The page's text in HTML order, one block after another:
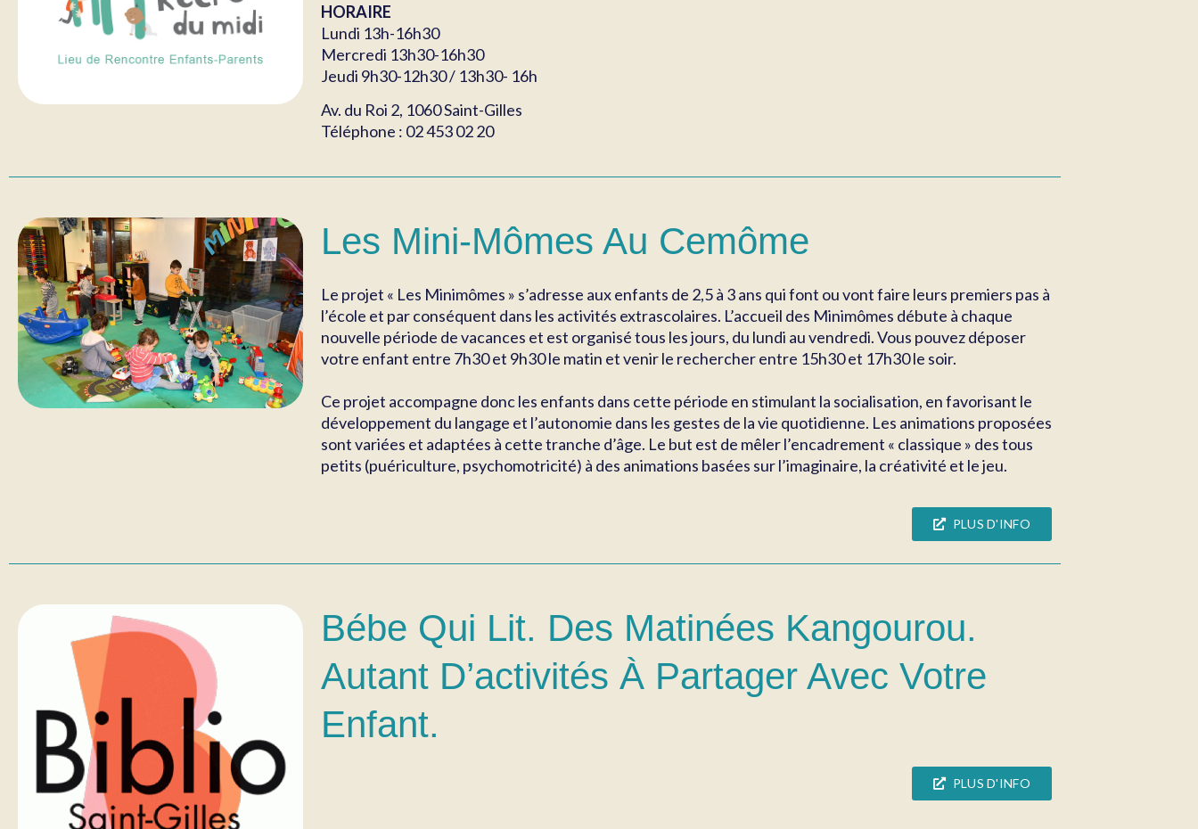
HORAIRE
Lundi 13h-16h30
Mercredi 13h30-16h30
Jeudi 9h30-12h30 / 13h30- 16h
Av. du Roi 2, 1060 Saint-Gilles
Téléphone : 02 453 02 20
Les Mini-Mômes Au Cemôme
Le projet « Les Minimômes » s’adresse aux enfants de 2,5 à 3 ans qui font ou vont faire leurs premiers pas à
l’école et par conséquent dans les activités extrascolaires. L’accueil des Minimômes débute à chaque
nouvelle période de vacances et est organisé tous les jours, du lundi au vendredi. Vous pouvez déposer
votre enfant entre 7h30 et 9h30 le matin et venir le rechercher entre 15h30 et 17h30 le soir.
Ce projet accompagne donc les enfants dans cette période en stimulant la socialisation, en favorisant le
développement du langage et l’autonomie dans les gestes de la vie quotidienne. Les animations proposées
sont variées et adaptées à cette tranche d’âge. Le but est de mêler l’encadrement « classique » des tous
petits (puériculture, psychomotricité) à des animations basées sur l’imaginaire, la créativité et le jeu.
PLUS D'INFO
Bébe Qui Lit. Des Matinées Kangourou.
Autant D’activités À Partager Avec Votre
Enfant.
PLUS D'INFO